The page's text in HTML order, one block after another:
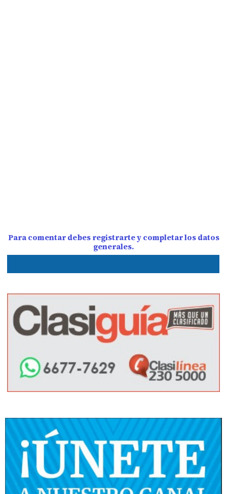
Para comentar debes registrarte y completar los datos
generales.